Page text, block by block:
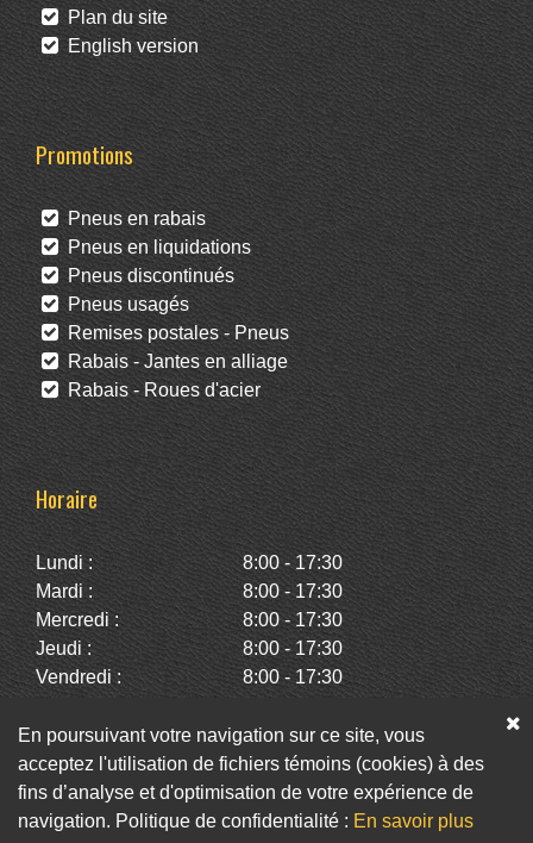
Plan du site
English version
Promotions
Pneus en rabais
Pneus en liquidations
Pneus discontinués
Pneus usagés
Remises postales - Pneus
Rabais - Jantes en alliage
Rabais - Roues d'acier
Horaire
Lundi :
8:00 - 17:30
Mardi :
8:00 - 17:30
Mercredi :
8:00 - 17:30
Jeudi :
8:00 - 17:30
Vendredi :
8:00 - 17:30
Dimanche :
Fermé
Facebook Twitter Infolettre
En poursuivant votre navigation sur ce site, vous
acceptez l'utilisation de fichiers témoins (cookies) à des
fins d’analyse et d'optimisation de votre expérience de
navigation. Politique de confidentialité : En savoir plus